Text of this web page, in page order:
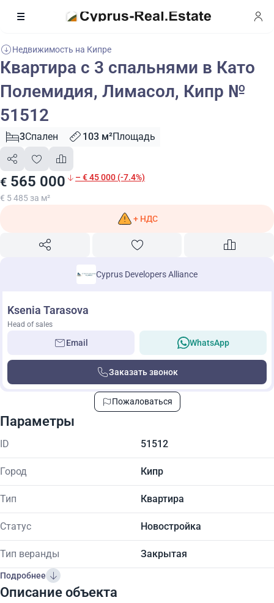
Недвижимость на Кипре
Квартира с 3 спальнями в Като
Полемидия, Лимасол, Кипр №
51512
3Спален 103 м²Площадь
€ 565 000 – € 45 000 (-7.4%)
€ 5 485 за м²
+ НДС
Cyprus Developers Alliance
Ksenia Tarasova
Head of sales
Email WhatsApp
Заказать звонок
Пожаловаться
Параметры
ID 51512
Город Кипр
Тип Квартира
Статус Новостройка
Тип веранды Закрытая
Подробнее
Описание объекта